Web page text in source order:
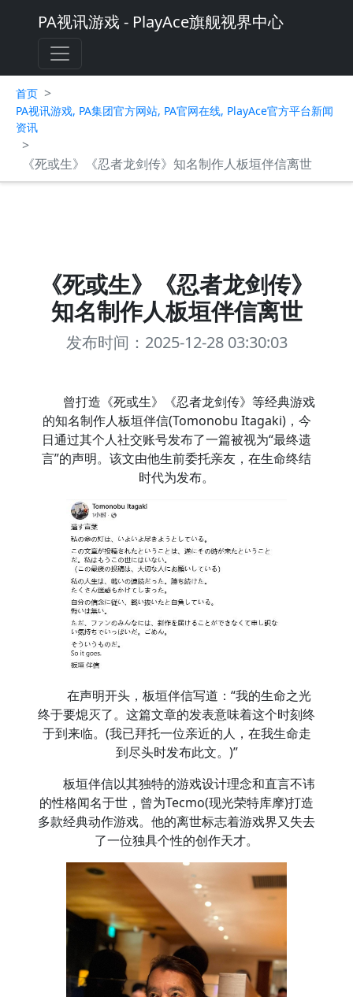
PA视讯游戏 - PlayAce旗舰视界中心
首页 >
PA视讯游戏, PA集团官方网站, PA官网在线, PlayAce官方平台新闻
资讯
>
《死或生》《忍者龙剑传》知名制作人板垣伴信离世
《死或生》《忍者龙剑传》
知名制作人板垣伴信离世
发布时间：2025-12-28 03:30:03
曾打造《死或生》《忍者龙剑传》等经典游戏
的知名制作人板垣伴信(Tomonobu Itagaki)，今
日通过其个人社交账号发布了一篇被视为“最终遗
言”的声明。该文由他生前委托亲友，在生命终结
时代为发布。
在声明开头，板垣伴信写道：“我的生命之光
终于要熄灭了。这篇文章的发表意味着这个时刻终
于到来临。(我已拜托一位亲近的人，在我生命走
到尽头时发布此文。)”
板垣伴信以其独特的游戏设计理念和直言不讳
的性格闻名于世，曾为Tecmo(现光荣特库摩)打造
多款经典动作游戏。他的离世标志着游戏界又失去
了一位独具个性的创作天才。